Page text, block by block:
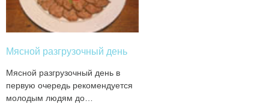
Мясной разгрузочный день
Мясной разгрузочный день в
первую очередь рекомендуется
молодым людям до…